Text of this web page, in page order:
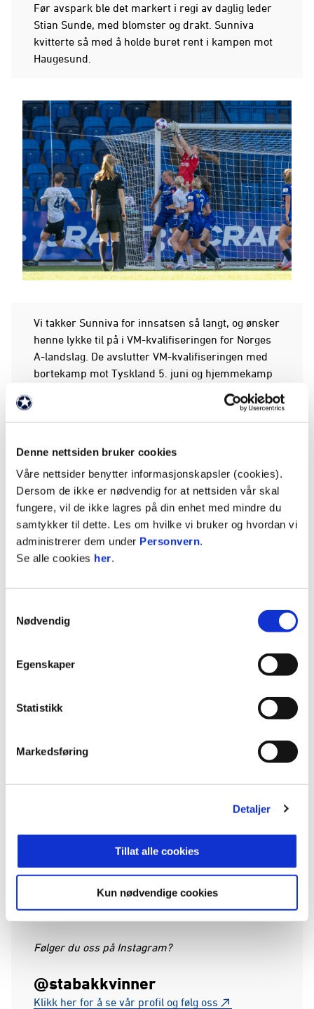
Denne nettsiden bruker cookies
Våre nettsider benytter informasjonskapsler (cookies).
Dersom de ikke er nødvendig for at nettsiden vår skal
fungere, vil de ikke lagres på din enhet med mindre du
samtykker til dette. Les om hvilke vi bruker og hvordan vi
administrerer dem under Personvern.
Se alle cookies her.
Nødvendig
Egenskaper
Statistikk
Markedsføring
Detaljer
Tillat alle cookies
Kun nødvendige cookies
Før avspark ble det markert i regi av daglig leder
Stian Sunde, med blomster og drakt. Sunniva
kvitterte så med å holde buret rent i kampen mot
Haugesund.
Vi takker Sunniva for innsatsen så langt, og ønsker
henne lykke til på i VM-kvalifiseringen for Norges
A-landslag. De avslutter VM-kvalifiseringen med
bortekamp mot Tyskland 5. juni og hjemmekamp
mot Østerrike på Ullevaal 9. juni. Du kan lese mer
landslagspausen. Avspark på Aka arena 18:00
mot Hønefoss. Kjøp billetter her:
HØNEFOSS - STABÆK
Fredag 29. mai 18:00
Følger du oss på Instagram?
@stabakkvinner
Klikk her for å se vår profil og følg oss